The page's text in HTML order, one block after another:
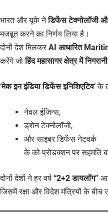
भारत और यूके नेडिफेंस टेक्नोलॉजी
मजबूत करने का निर्णय लिया है।
दोनों देश मिलकर AI आधारित
करेंगे जोहिंद महासागर क्षेत्र में निगरानी
‘मेक इन इंडिया डिफेंस इनिशिएटिव’ के
नेवल इंजिन्स,
ड्रोन टेक्नोलॉजी,
और साइबर डिफेंस नेटवर्क
के को-प्रोडक्शन पर सहमति
दोनों देशों ने हर वर्ष “2+2 डायलॉग”
जिसमें रक्षा और विदेश मंत्रियों के बीच